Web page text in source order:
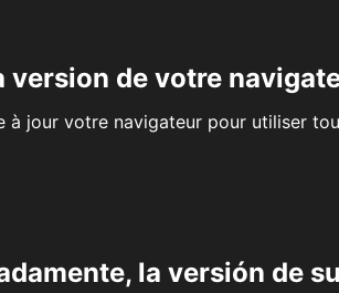
version de votre
à jour votre navigateur pour utiliser
la versión de